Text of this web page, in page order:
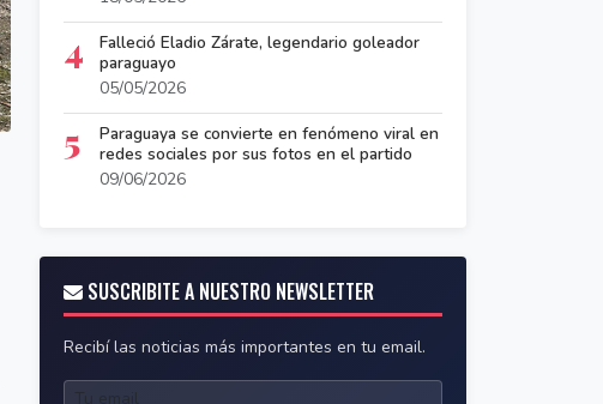
4
Falleció Eladio Zárate, legendario goleador
paraguayo
05/05/2026
5
Paraguaya se convierte en fenómeno viral en
redes sociales por sus fotos en el partido
09/06/2026
SUSCRIBITE A NUESTRO NEWSLETTER
Recibí las noticias más importantes en tu email.